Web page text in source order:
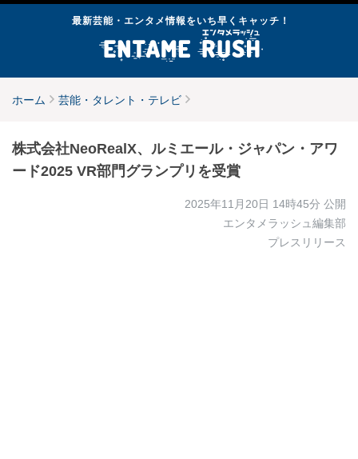
最新芸能・エンタメ情報をいち早くキャッチ！
ホーム 芸能・タレント・テレビ
株式会社NeoRealX、ルミエール・ジャパン・アワ
ード2025 VR部門グランプリを受賞
2025年11月20日 14時45分 公開
エンタメラッシュ編集部
プレスリリース